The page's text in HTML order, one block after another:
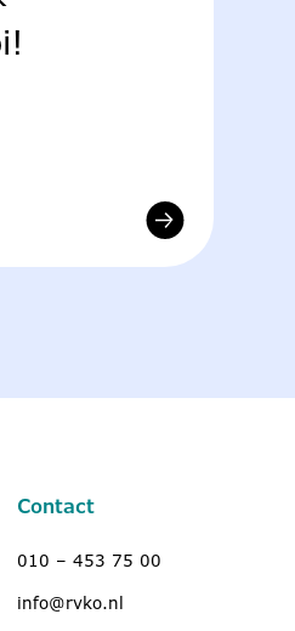
Contact
010 – 453 75 00
info@rvko.nl